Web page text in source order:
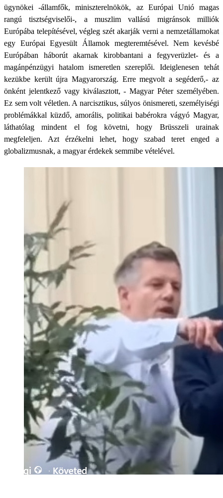
ügynökei -államfők, miniszterelnökök, az Európai Unió magas
rangú tisztségviselői-, a muszlim vallású migránsok milliók
Európába telepítésével, végleg szét akarják verni a nemzetállamokat
egy Európai Egyesült Államok megteremtésével. Nem kevésbé
Európában háborút akarnak kirobbantani a fegyverüzlet- és a
magánpénzügyi hatalom ismeretlen szereplői. Ideiglenesen tehát
kezükbe került újra Magyarország. Erre megvolt a segéderő,- az
önként jelentkező vagy kiválasztott, - Magyar Péter személyében.
Ez sem volt véletlen. A narcisztikus, súlyos önismereti, személyiségi
problémákkal küzdő, amorális, politikai babérokra vágyó Magyar,
láthatólag mindent el fog követni, hogy Brüsszeli urainak
megfeleljen. Azt érzékelni lehet, hogy szabad teret enged a
globalizmusnak, a magyar érdekek semmibe vételével.